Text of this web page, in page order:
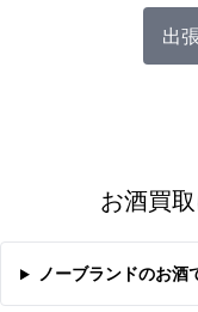
出
お酒買
ノーブランドのお酒